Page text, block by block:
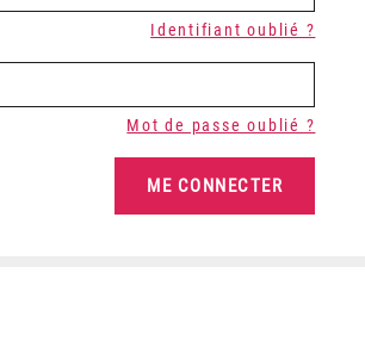
Identifiant oublié ?
Mot de passe oublié ?